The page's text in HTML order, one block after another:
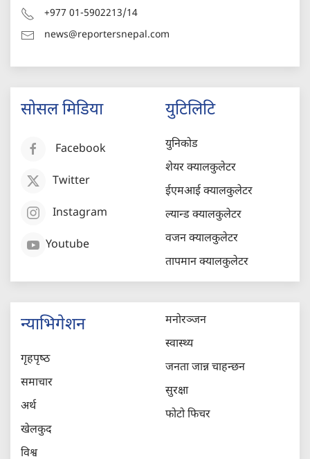
+977 01-5902213/14
news@reportersnepal.com
सोसल मिडिया
Facebook
Twitter
Instagram
Youtube
युटिलिटि
युनिकोड
शेयर क्यालकुलेटर
ईएमआई क्यालकुलेटर
ल्यान्ड क्यालकुलेटर
वजन क्यालकुलेटर
तापमान क्यालकुलेटर
न्याभिगेशन
गृहपृष्‍ठ
समाचार
अर्थ
खेलकुद
विश्व
मनोरञ्जन
स्वास्थ्य
जनता जान्न चाहन्छन
सुरक्षा
फोटो फिचर